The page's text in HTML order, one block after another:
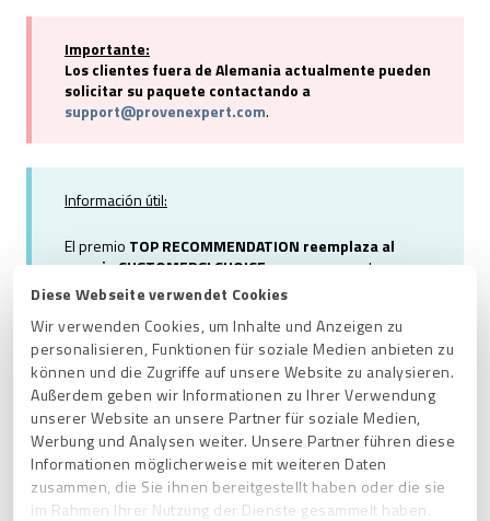
Diese Webseite verwendet Cookies
Wir verwenden Cookies, um Inhalte und Anzeigen zu
personalisieren, Funktionen für soziale Medien anbieten zu
können und die Zugriffe auf unsere Website zu analysieren.
Außerdem geben wir Informationen zu Ihrer Verwendung
unserer Website an unsere Partner für soziale Medien,
Werbung und Analysen weiter. Unsere Partner führen diese
Informationen möglicherweise mit weiteren Daten
zusammen, die Sie ihnen bereitgestellt haben oder die sie
im Rahmen Ihrer Nutzung der Dienste gesammelt haben.
Importante:
Los clientes fuera de Alemania actualmente pueden
solicitar su paquete contactando a
support@provenexpert.com.
Información útil:
El premio TOP RECOMMENDATION reemplaza al
premioCUSTOMERS' CHOICE, ya que para este se
necesitan50 valoracionesen lugar de 25, combinadas
con los mismos criterios restantes.
Contenido del paquete promocional:
una pegatina deTOP SERVICE PROVIDER,TOP
RECOMMENDATIONoCUSTOMERS' CHOICE.